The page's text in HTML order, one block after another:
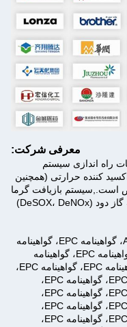
معرفی شرکت:
راه اندازی سیستم
کننده حرارتی (همچنین
است.,سیستم بازیافت گرما
(دستور) ، ظرف تحت فشار، سیستم تصفیه گاز دود (DeSOX، DeNOx)
رویدینگ با گواهینامه EPC، گواهینامه ASME، گواهینامه EPC، گواهینامه
EPC، گواهینامه ASME، گواهینامه EPC، گواهینامه EPC، گواهینامه
EPC، گواهینامه EPC، گواهینامه EPC، گواهینامه EPC، گواهینامه EPC،
گواهینامه EPC، گواهینامه EPC، گواهینامه EPC، گواهینامه EPC،
گواهینامه EPC، گواهینامه EPC، گواهینامه EPC، گواهینامه EPC،
گواهینامه EPC، گواهینامه EPC، گواهینامه EPC، گواهینامه EPC،
گواهینامه EPC، گواهینامه EPC، گواهینامه EPC، گواهینامه EPC،